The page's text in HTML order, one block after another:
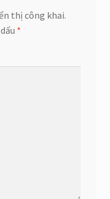
thị công khai.
*